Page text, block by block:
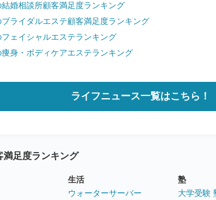
婚相談所顧客満足度ランキング
ライダルエステ顧客満足度ランキング
ェイシャルエステランキング
身・ボディケアエステランキング
ライフニュース一覧はこちら！
満足度ランキング
生活
ウォーターサーバー
塾
大学受験